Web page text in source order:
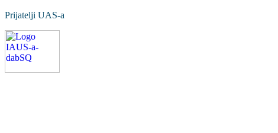
Prijatelji UAS-a